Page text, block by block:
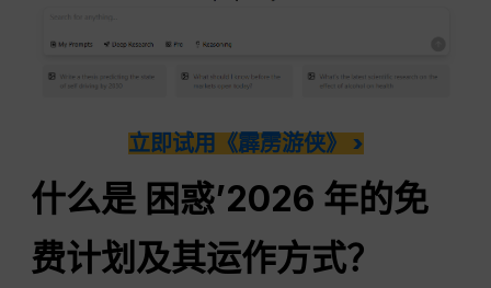
立即试用《霹雳游侠》 >
什么是 困惑’2026 年的免
费计划及其运作方式？